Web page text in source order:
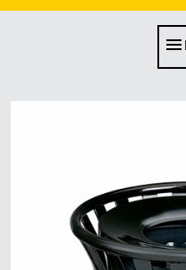
Việt Nam (VN)
Thái Lan (TH)
Đài Loan (CN)